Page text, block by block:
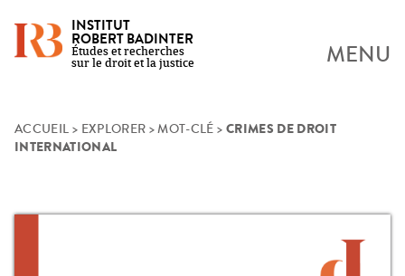
Skip
INSTITUT
ROBERT BADINTER
Études et recherches
sur le droit et la justice
MENU
ACCUEIL > EXPLORER >MOT-CLÉ > CRIMES DE DROIT
INTERNATIONAL